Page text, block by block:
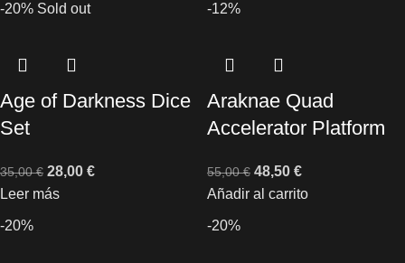
-20% Sold out
Age of Darkness Dice
Set
35,00€ 28,00 €
Leer más
-12%
Araknae Quad
Accelerator Platform
55,00€ 48,50 €
Añadir al carrito
-20% -20%